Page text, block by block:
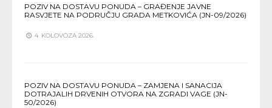
POZIV NA DOSTAVU PONUDA – GRAĐENJE JAVNE
RASVJETE NA PODRUČJU GRADA METKOVIĆA (JN-09/2026)
4. KOLOVOZA 2026.
POZIV NA DOSTAVU PONUDA – ZAMJENA I SANACIJA
DOTRAJALIH DRVENIH OTVORA NA ZGRADI VAGE (JN-
50/2026)